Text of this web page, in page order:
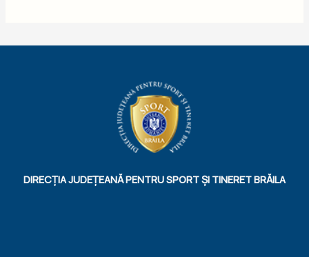
DIRECȚIA JUDEȚEANĂ PENTRU SPORT ȘI TINERET BRĂILA